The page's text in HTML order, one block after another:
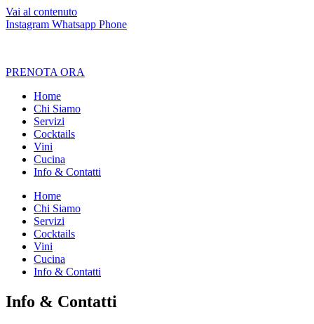
Vai al contenuto
Instagram Whatsapp Phone
PRENOTA ORA
Home
Chi Siamo
Servizi
Cocktails
Vini
Cucina
Info & Contatti
Home
Chi Siamo
Servizi
Cocktails
Vini
Cucina
Info & Contatti
Info & Contatti